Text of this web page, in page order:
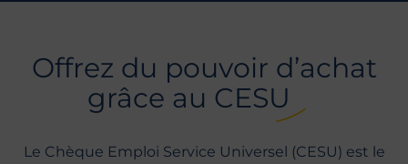
Offrez du pouvoir d’achat
grâce au CESU
Le Chèque Emploi Service Universel (CESU) est le